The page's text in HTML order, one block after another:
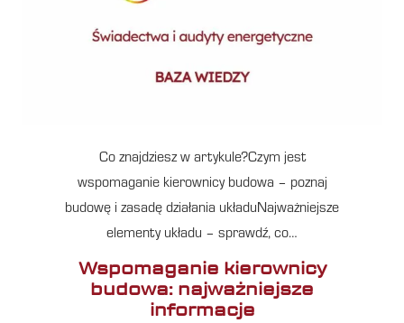
Co znajdziesz w artykule?Czym jest
wspomaganie kierownicy budowa – poznaj
budowę i zasadę działania układuNajważniejsze
elementy układu – sprawdź, co…
Wspomaganie kierownicy
budowa: najważniejsze
informacje